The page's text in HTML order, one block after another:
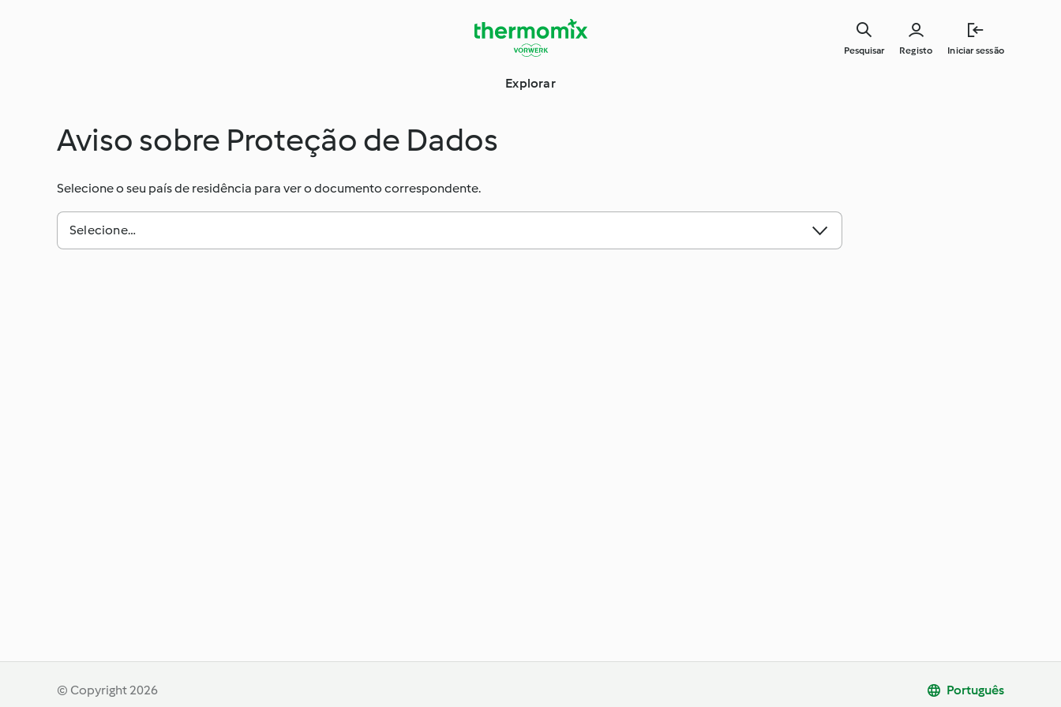
Explorar
Registo Iniciar sessão
Pesquisar
Aviso sobre Proteção de Dados
Selecione o seu país de residência para ver o documento correspondente.
Selecione…
© Copyright 2026 Português